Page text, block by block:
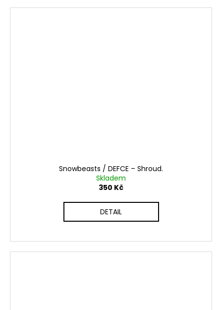
Snowbeasts / DEFCE ‎– Shroud.
Skladem
350 Kč
DETAIL